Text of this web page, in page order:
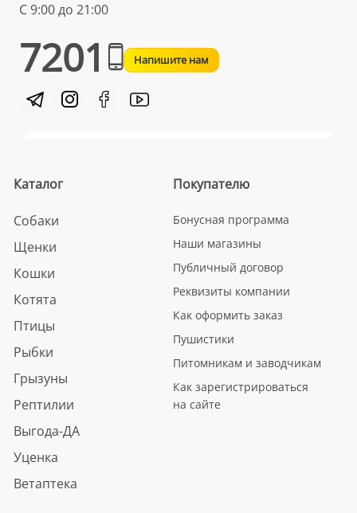
С 9:00 до 21:00
7201 Напишите нам
Каталог
Собаки
Щенки
Кошки
Котята
Птицы
Рыбки
Грызуны
Рептилии
Выгода-ДА
Уценка
Ветаптека
Покупателю
Бонусная программа
Наши магазины
Публичный договор
Реквизиты компании
Как оформить заказ
Пушистики
Питомникам и заводчикам
Как зарегистрироваться
на сайте